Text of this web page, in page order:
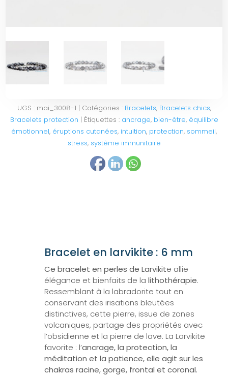
UGS : mai_3008-1 Catégories : Bracelets, Bracelets chics,
Bracelets protection
Étiquettes : ancrage, bien-être, équilibre
émotionnel, éruptions cutanées, intuition, protection, sommeil,
stress, système immunitaire
Bracelet en larvikite : 6 mm
Ce bracelet en perles de Larvikite allie
élégance et bienfaits de la lithothérapie.
Ressemblant à la labradorite tout en
conservant des irisations bleutées
distinctives, cette pierre, issue de zones
volcaniques, partage des propriétés avec
l’obsidienne et la pierre de lave. La Larvikite
favorite : l’ancrage, la protection, la
méditation et la patience, elle agit sur les
chakras racine, gorge, frontal et coronal.